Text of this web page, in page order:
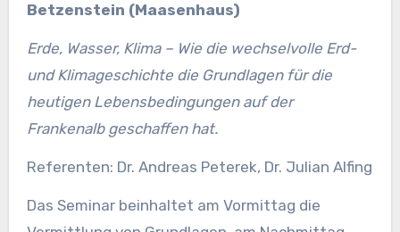
Betzenstein (Maasenhaus)
Erde, Wasser, Klima – Wie die wechselvolle Erd-
und Klimageschichte die Grundlagen für die
heutigen Lebensbedingungen auf der
Frankenalb geschaffen hat.
Referenten: Dr. Andreas Peterek, Dr. Julian Alfing
Das Seminar beinhaltet am Vormittag die